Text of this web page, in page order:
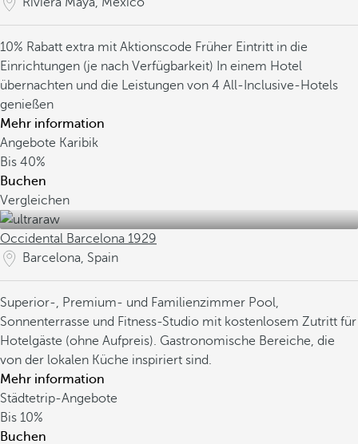
10% Rabatt extra mit Aktionscode Früher Eintritt in die
Einrichtungen (je nach Verfügbarkeit) In einem Hotel
übernachten und die Leistungen von 4 All-Inclusive-Hotels
genießen
Mehr information
Angebote Karibik
Bis 40%
Buchen
Vergleichen
Occidental Barcelona 1929
Barcelona, Spain
Superior-, Premium- und Familienzimmer Pool,
Sonnenterrasse und Fitness-Studio mit kostenlosem Zutritt für
Hotelgäste (ohne Aufpreis). Gastronomische Bereiche, die
von der lokalen Küche inspiriert sind.
Mehr information
Städtetrip-Angebote
Bis 10%
Buchen